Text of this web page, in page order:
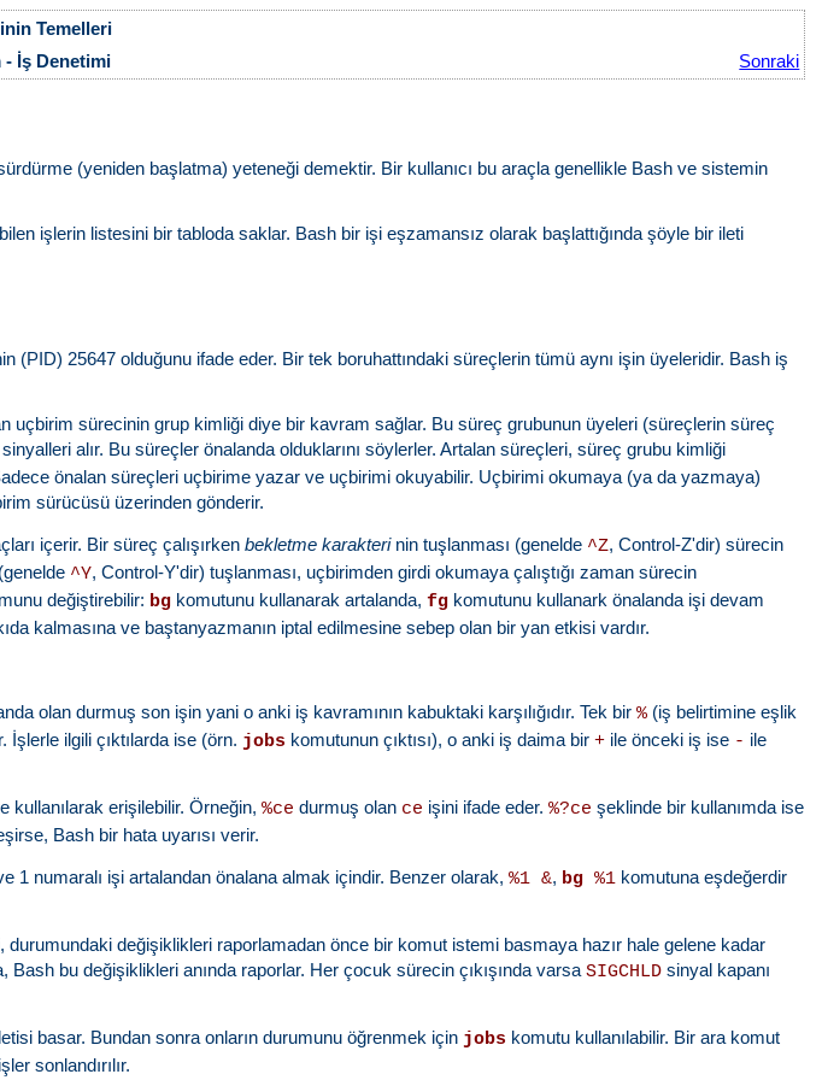
Temelleri
- İş Denetimi Sonraki
(yeniden başlatma) yeteneği demektir. Bir kullanıcı bu araçla genellikle Bash ve sistemin
işlerin listesini bir tabloda saklar. Bash bir işi eşzamansız olarak başlattığında şöyle bir ileti
25647 olduğunu ifade eder. Bir tek boruhattındaki süreçlerin tümü aynı işin üyeleridir. Bash iş
uçbirim sürecinin grup kimliği diye bir kavram sağlar. Bu süreç grubunun üyeleri (süreçlerin süreç
alır. Bu süreçler önalanda olduklarını söylerler. Artalan süreçleri, süreç grubu kimliği
önalan süreçleri uçbirime yazar ve uçbirimi okuyabilir. Uçbirimi okumaya (ya da yazmaya)
sürücüsü üzerinden gönderir.
içerir. Bir süreç çalışırkenbekletme karakterinin tuşlanması (genelde ^Z, Control-Z'dir) sürecin
^Y, Control-Y'dir) tuşlanması, uçbirimden girdi okumaya çalıştığı zaman sürecin
değiştirebilir: bg komutunu kullanarak artalanda,fg komutunu kullanark önalanda işi devam
kalmasına ve baştanyazmanın iptal edilmesine sebep olan bir yan etkisi vardır.
olan durmuş son işin yani o anki iş kavramının kabuktaki karşılığıdır. Tek bir% (iş belirtimine eşlik
İşlerle ilgili çıktılarda ise (örn. jobs komutunun çıktısı), o anki iş daima bir+ ile önceki iş ise - ile
kullanılarak erişilebilir. Örneğin,%ce durmuş olan ce işini ifade eder.%?ce şeklinde bir kullanımda ise
Bash bir hata uyarısı verir.
1 numaralı işi artalandan önalana almak içindir. Benzer olarak,%1 &, bg %1 komutuna eşdeğerdir
değişiklikleri raporlamadan önce bir komut istemi basmaya hazır hale gelene kadar
Bash bu değişiklikleri anında raporlar. Her çocuk sürecin çıkışında varsaSIGCHLD sinyal kapanı
basar. Bundan sonra onların durumunu öğrenmek için jobs komutu kullanılabilir. Bir ara komut
sonlandırılır.